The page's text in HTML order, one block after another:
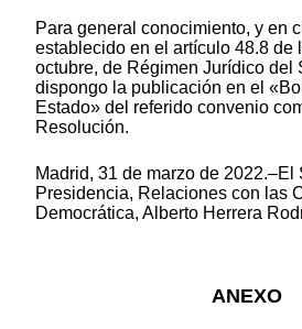
Para general conocimiento, y en
establecido en el artículo 48.8 de
octubre, de Régimen Jurídico del
dispongo la publicación en el
Estado» del referido convenio
Resolución.
Madrid, 31 de marzo de 2022.–El
Presidencia, Relaciones con las
Democrática, Alberto Herrera
ANEXO